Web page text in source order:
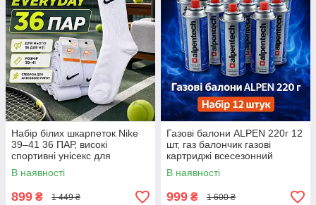
Набір білих шкарпеток Nike
39–41 36 ПАР, високі
спортивні унісекс для
щоденного використання
В наявності
899 ₴ 1 449 ₴
Газові балони ALPEN 220г 12
шт, газ балончик газові
картриджі всесезонний
пропан-бутан для
портативних плит, пальників
та кемпінгу
В наявності
999 ₴ 1 600 ₴